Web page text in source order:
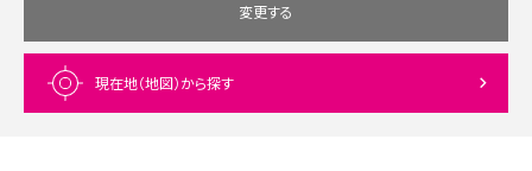
変更する
現在地（地図）から探す